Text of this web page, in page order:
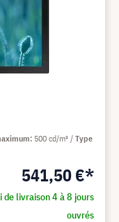
541,50 €*
de livraison 4 à 8 jours
ouvrés
500 cd/m²
Type